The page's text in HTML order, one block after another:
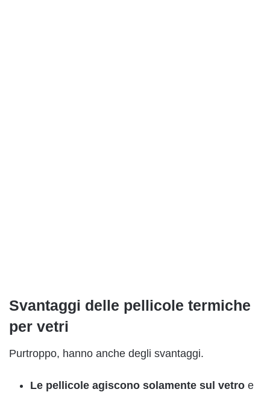
Svantaggi delle pellicole termiche
per vetri
Purtroppo, hanno anche degli svantaggi.
Le pellicole agiscono solamente sul vetro e